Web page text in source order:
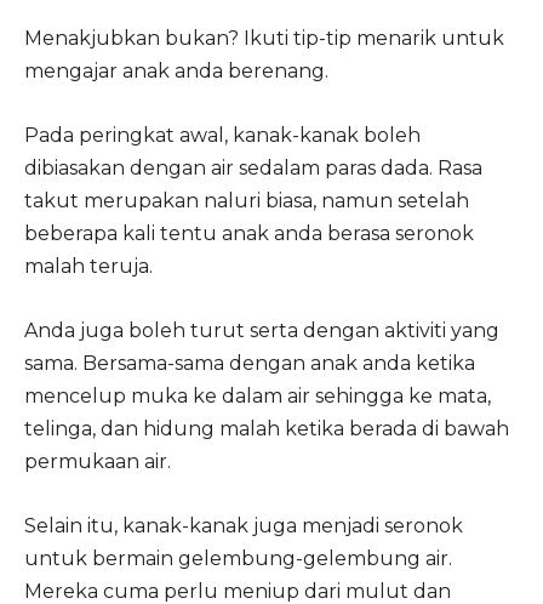
Menakjubkan bukan? Ikuti tip-tip menarik untuk
mengajar anak anda berenang.
Pada peringkat awal, kanak-kanak boleh
dibiasakan dengan air sedalam paras dada. Rasa
takut merupakan naluri biasa, namun setelah
beberapa kali tentu anak anda berasa seronok
malah teruja.
Anda juga boleh turut serta dengan aktiviti yang
sama. Bersama-sama dengan anak anda ketika
mencelup muka ke dalam air sehingga ke mata,
telinga, dan hidung malah ketika berada di bawah
permukaan air.
Selain itu, kanak-kanak juga menjadi seronok
untuk bermain gelembung-gelembung air.
Mereka cuma perlu meniup dari mulut dan